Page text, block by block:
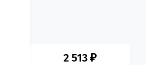
2 513 ₽